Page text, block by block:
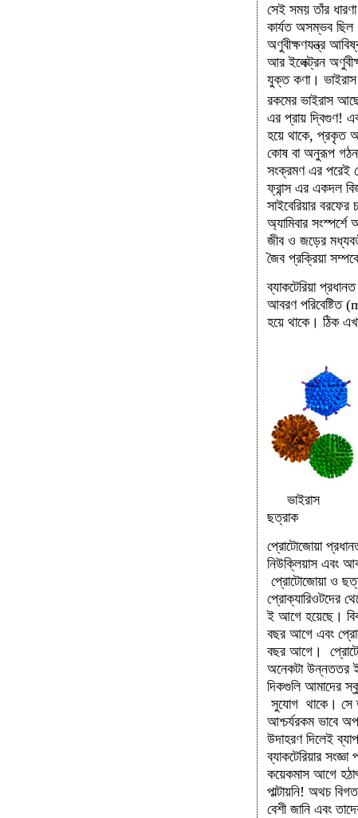
সেই সময় তাঁর
কার্যত অসম্ভব
অণুবীক্ষণযন্ত্র
আর ইলেক্ট্রন
যুক্ত কণা। ভাইরাস
রকমের ভাইরাস
এর প্রায় দ্বিগুণ!
হয়ে থাকে, প্রকৃত
কোষ বা অনুরূপ গঠন
সংক্রমণ এর পরেই
ফ্রান্স এর একদল
সাইবেরিয়ার
অ্যামিবার
জীব ও জড়ের
জৈব প্রক্রিয়া
ব্যাকটেরিয়া
আবরণ পরিবেষ্টিত
হয়ে থাকে। ঠিক
ছত্রাক
প্রোটোজোয়া
নিউক্লিয়াস এবং
প্রোটোজোয়া ও
প্রোক্যারিওটদের
ই আগে হয়েছে।
বছর আগে এবং
বছর আগে।
অনেকটা উন্নততর
দিকগুলি আমাদের
সুযোগ থাকে। সে
আশ্চর্যরকম ভাবে
উদাহরণ দিলেই
ব্যাকটেরিয়ার
কয়েকমাস আগে
পাল্টায়নি! অথচ
বেশী জানি এবং